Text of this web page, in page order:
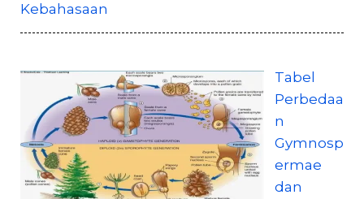
Kebahasaan
Tabel
Perbedaa
n
Gymnosp
ermae
dan